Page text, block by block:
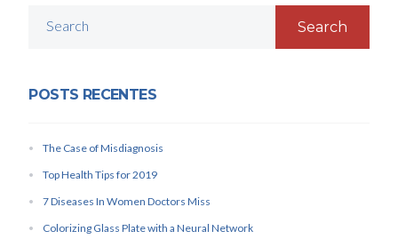
Search
POSTS RECENTES
The Case of Misdiagnosis
Top Health Tips for 2019
7 Diseases In Women Doctors Miss
Colorizing Glass Plate with a Neural Network